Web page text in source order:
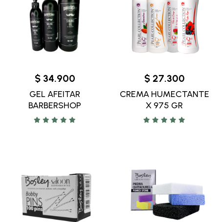
$ 34.900
GEL AFEITAR
BARBERSHOP
$ 27.300
CREMA HUMECTANTE
X 975 GR